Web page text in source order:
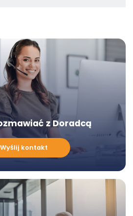
z Doradcą
Wyślij kontakt